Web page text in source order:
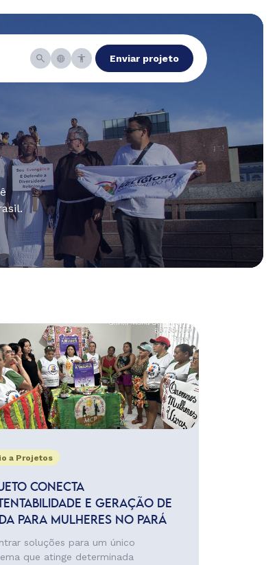
Enviar projeto
a Projetos
CONECTA
E GERAÇÃO DE
PARA MULHERES NO PARÁ
soluções para um único
que atinge determinada